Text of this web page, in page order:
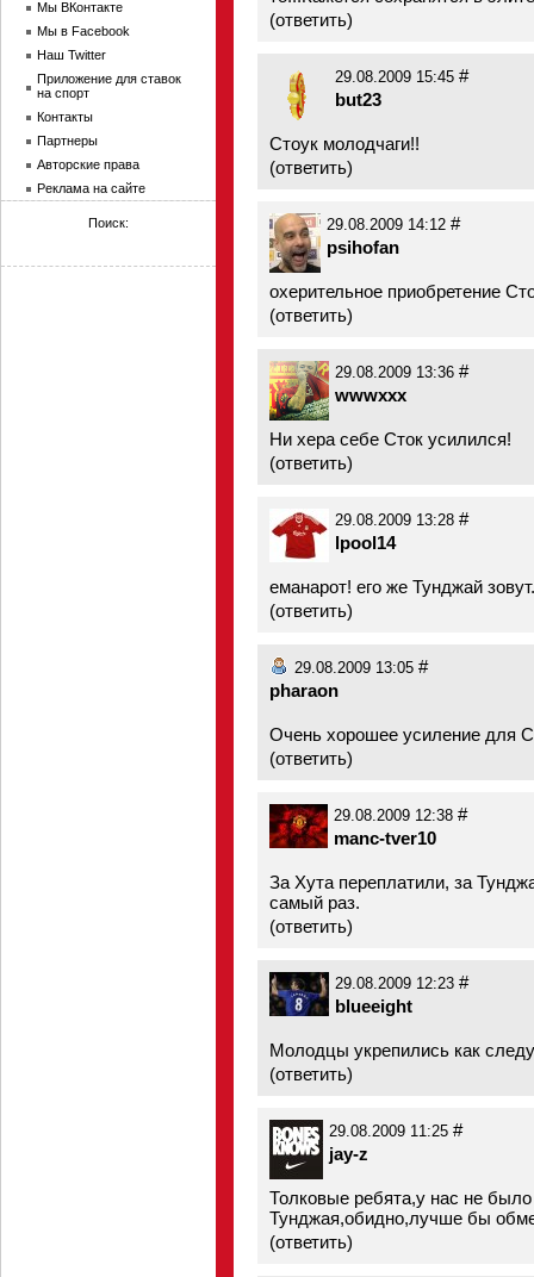
(ответить)
29.08.2009 15:45 #
but23
Стоук молодчаги!!
(ответить)
29.08.2009 14:12 #
psihofan
охерительное приобретение
(ответить)
29.08.2009 13:36 #
wwwxxx
Ни хера себе Сток усилился!
(ответить)
29.08.2009 13:28 #
lpool14
еманарот! его же Тунджай
(ответить)
29.08.2009 13:05 #
pharaon
Очень хорошее усиление для
(ответить)
29.08.2009 12:38 #
manc-tver10
За Хута переплатили, за
самый раз.
(ответить)
29.08.2009 12:23 #
blueeight
Молодцы укрепились как
(ответить)
29.08.2009 11:25 #
jay-z
Толковые ребята,у нас не
Тунджая,обидно,лучше бы
(ответить)
Мы ВКонтакте
Мы в Facebook
Наш Twitter
Приложение для ставок
на спорт
Контакты
Партнеры
Авторские права
Реклама на сайте
Поиск: